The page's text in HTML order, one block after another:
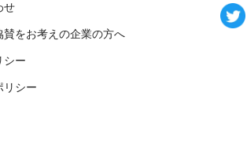
せ
賛をお考えの企業の方へ
シー
リシー